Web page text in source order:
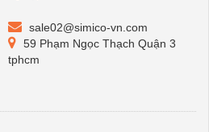
sale02@simico-vn.com
59 Phạm Ngọc Thạch Quận 3
tphcm